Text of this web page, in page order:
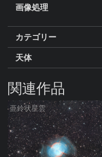
画像処理
カテゴリー
天体
関連作品
亜鈴状星雲